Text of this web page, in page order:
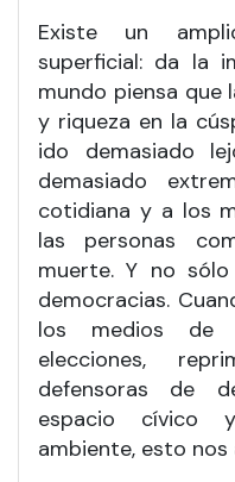
Existe un
superficial: da la
mundo piensa que
y riqueza en la
ido demasiado
demasiado
cotidiana y a los
las personas
muerte. Y no
democracias.
los medios de
elecciones,
defensoras de
espacio cívico
ambiente, esto